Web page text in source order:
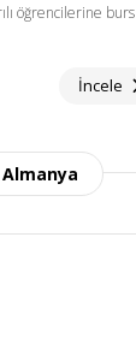
öğrencilerine burs
İncele
Almanya